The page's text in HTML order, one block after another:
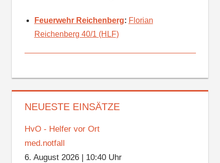
Feuerwehr Reichenberg: Florian
Reichenberg 40/1 (HLF)
NEUESTE EINSÄTZE
HvO - Helfer vor Ort
med.notfall
6. August 2026| 10:40 Uhr